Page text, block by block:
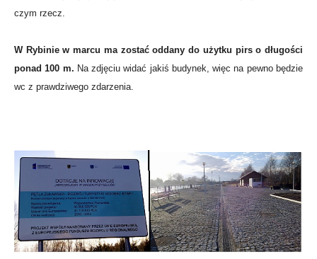
czym rzecz.
W Rybinie w marcu ma zostać oddany do użytku pirs o długości
ponad 100 m. Na zdjęciu widać jakiś budynek, więc na pewno będzie
wc z prawdziwego zdarzenia.